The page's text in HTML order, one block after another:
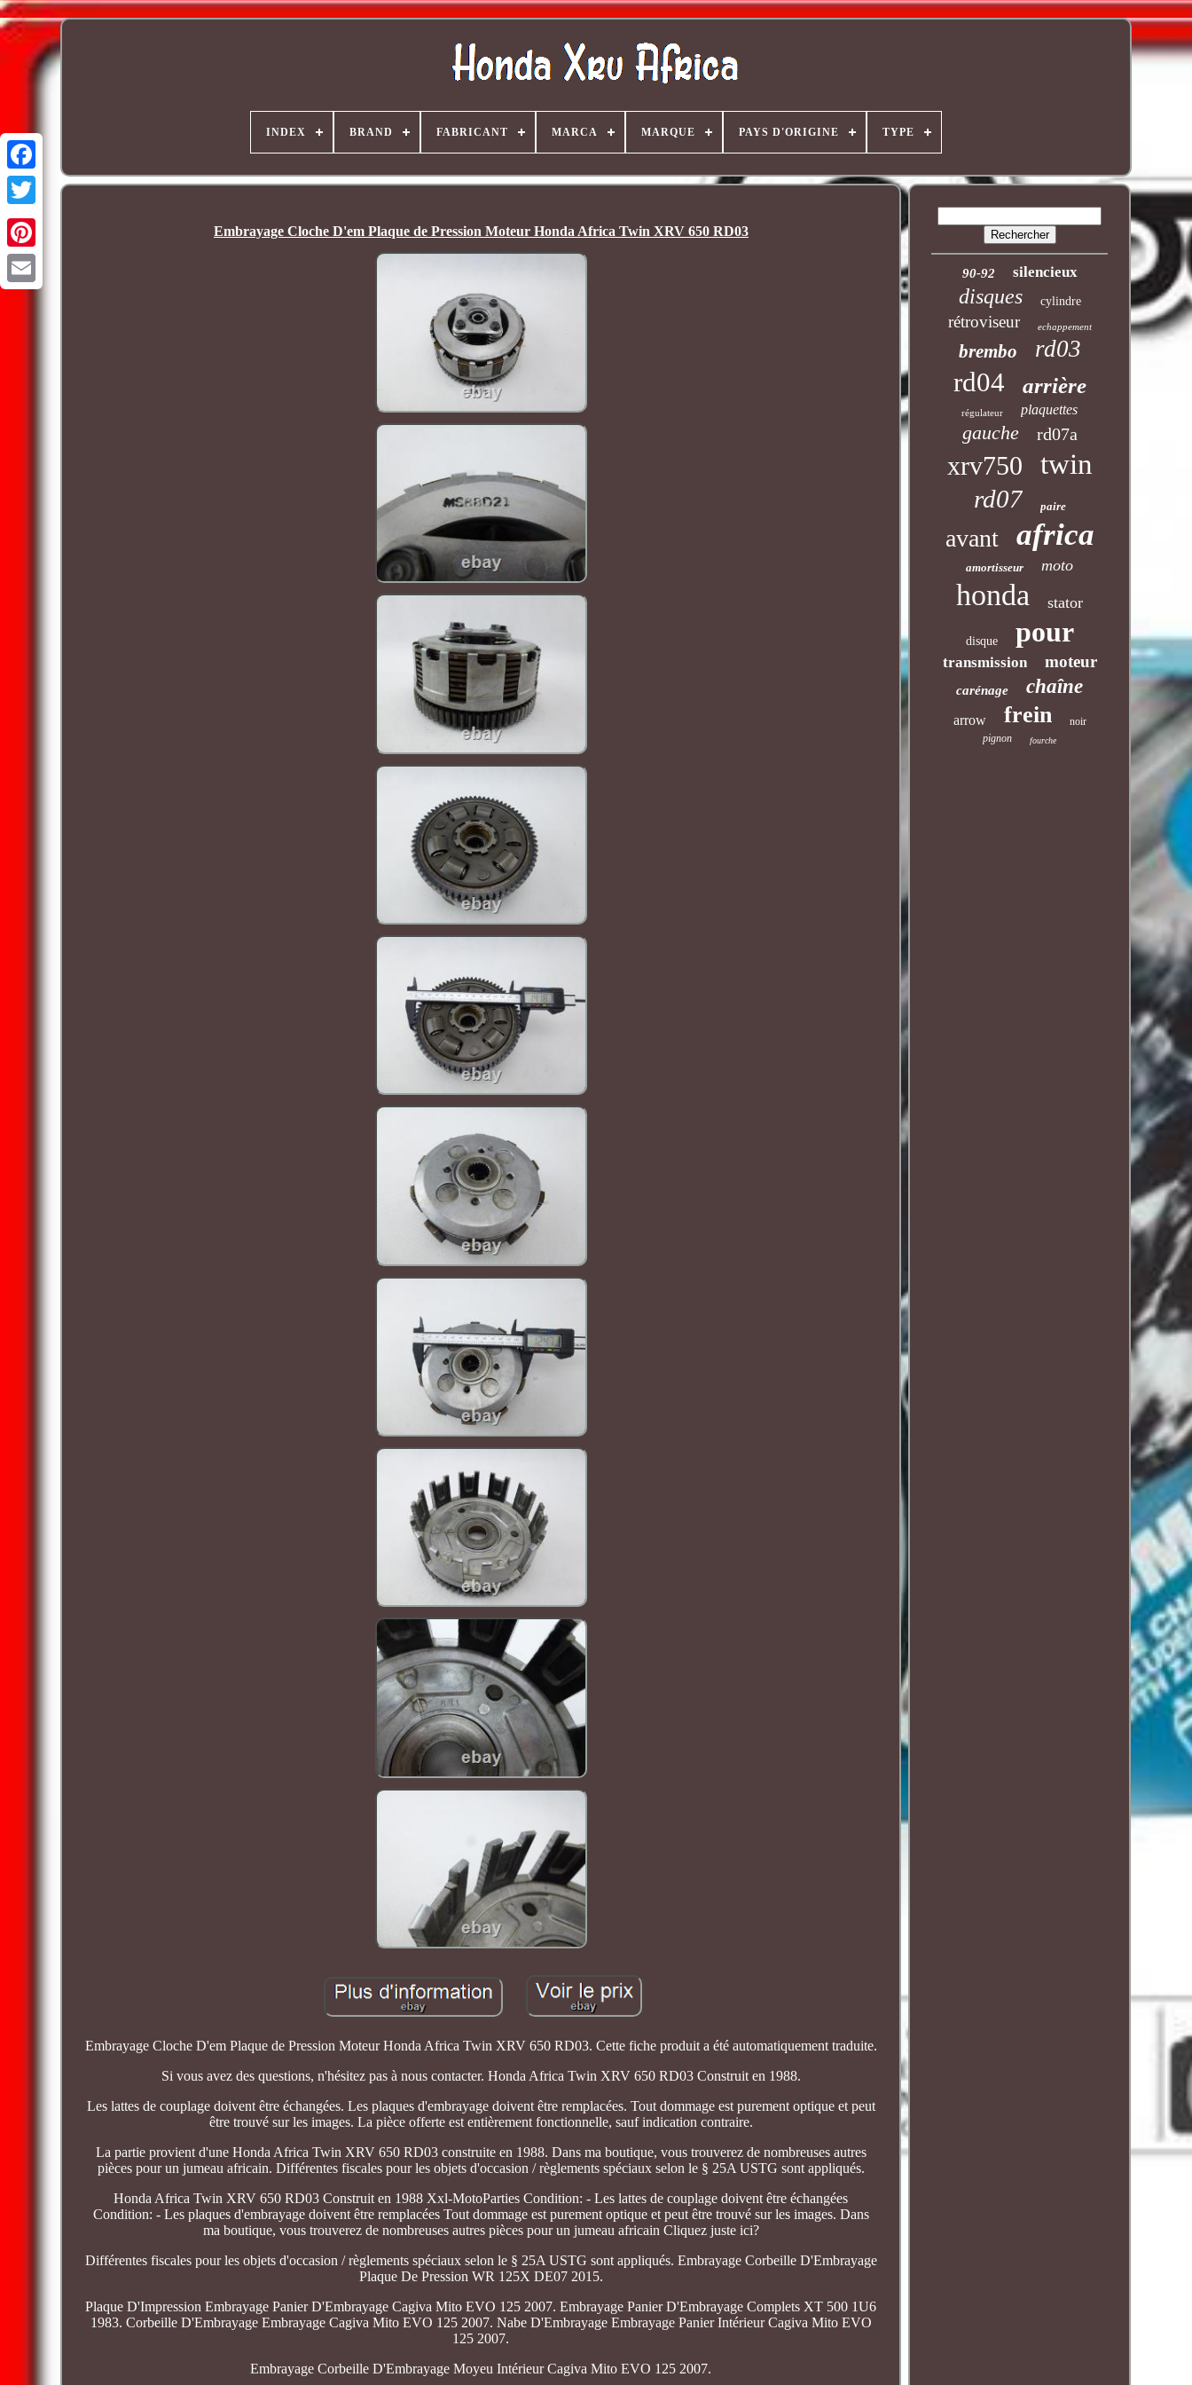
INDEX BRAND FABRICANT MARCA MARQUE PAYS D'ORIGINE TYPE
Embrayage Cloche D'em Plaque de Pression Moteur Honda Africa Twin XRV 650 RD03
Embrayage Cloche D'em Plaque de Pression Moteur Honda Africa Twin XRV 650 RD03. Cette fiche produit a été automatiquement traduite.
Si vous avez des questions, n'hésitez pas à nous contacter. Honda Africa Twin XRV 650 RD03 Construit en 1988.
Les lattes de couplage doivent être échangées. Les plaques d'embrayage doivent être remplacées. Tout dommage est purement optique et peut
être trouvé sur les images. La pièce offerte est entièrement fonctionnelle, sauf indication contraire.
La partie provient d'une Honda Africa Twin XRV 650 RD03 construite en 1988. Dans ma boutique, vous trouverez de nombreuses autres
pièces pour un jumeau africain. Différentes fiscales pour les objets d'occasion / règlements spéciaux selon le § 25A USTG sont appliqués.
Honda Africa Twin XRV 650 RD03 Construit en 1988 Xxl-MotoParties Condition: - Les lattes de couplage doivent être échangées
Condition: - Les plaques d'embrayage doivent être remplacées Tout dommage est purement optique et peut être trouvé sur les images. Dans
ma boutique, vous trouverez de nombreuses autres pièces pour un jumeau africain Cliquez juste ici?
Différentes fiscales pour les objets d'occasion / règlements spéciaux selon le § 25A USTG sont appliqués. Embrayage Corbeille D'Embrayage
Plaque De Pression WR 125X DE07 2015.
Plaque D'Impression Embrayage Panier D'Embrayage Cagiva Mito EVO 125 2007. Embrayage Panier D'Embrayage Complets XT 500 1U6
1983. Corbeille D'Embrayage Embrayage Cagiva Mito EVO 125 2007. Nabe D'Embrayage Embrayage Panier Intérieur Cagiva Mito EVO
125 2007.
Embrayage Corbeille D'Embrayage Moyeu Intérieur Cagiva Mito EVO 125 2007.
90-92 silencieux
disques cylindre
rétroviseur echappement
brembo rd03
rd04 arrière
régulateur plaquettes
gauche rd07a
xrv750 twin
rd07 paire
avant africa
amortisseur moto
honda stator
disque pour
transmission moteur
carénage chaîne
arrow frein
noir
pignon
fourche